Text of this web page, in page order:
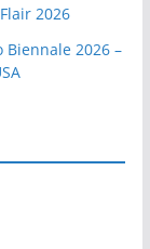
2026
Biennale 2026 –